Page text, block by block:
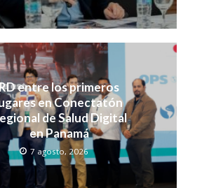
entre los primeros
en Conectatón
de Salud Digital
en Panamá
7 agosto, 2026